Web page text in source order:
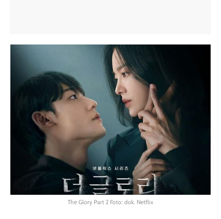
The Glory Part 2 Foto: dok. Netflix